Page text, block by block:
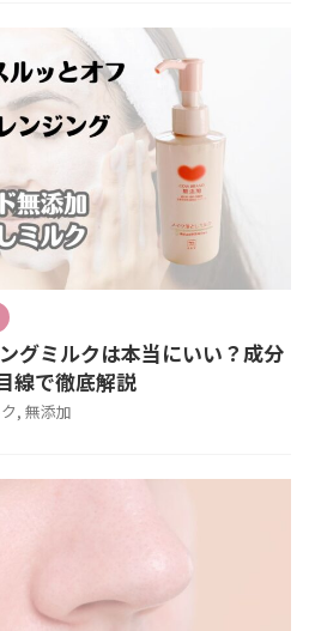
グミルクは本当にいい？成分
線で徹底解説
, 無添加